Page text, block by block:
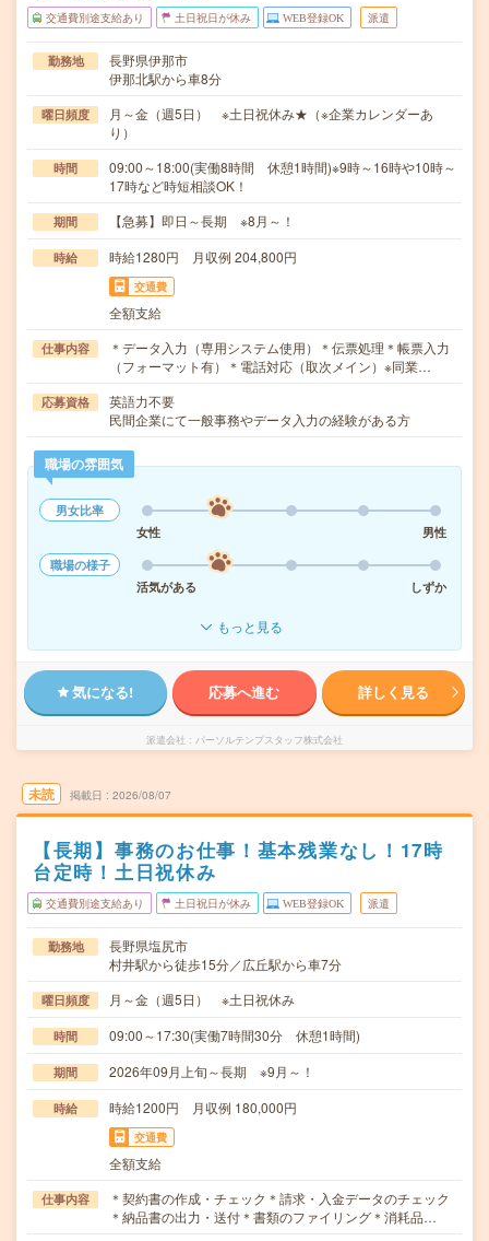
交通費別途支給あり 土日祝日が休み WEB登録OK 派遣
勤務地
長野県伊那市
伊那北駅から車8分
曜日頻度
月～金（週5日） ※土日祝休み★（※企業カレンダーあ
り）
時間
09:00～18:00(実働8時間 休憩1時間)※9時～16時や10時～
17時など時短相談OK！
期間 【急募】即日～長期 ※8月～！
時給 時給1280円 月収例 204,800円
交通費
全額支給
仕事内容
＊データ入力（専用システム使用）＊伝票処理＊帳票入力
（フォーマット有）＊電話対応（取次メイン）※同業…
応募資格
英語力不要
民間企業にて一般事務やデータ入力の経験がある方
職場の雰囲気
男女比率
女性
男性
職場の様子
活気がある
しずか
もっと見る
気になる! 応募へ進む 詳しく見る
派遣会社 パーソルテンプスタッフ株式会社
未読 掲載日 2026/08/07
【長期】事務のお仕事！基本残業なし！17時
台定時！土日祝休み
交通費別途支給あり 土日祝日が休み WEB登録OK 派遣
勤務地
長野県塩尻市
村井駅から徒歩15分／広丘駅から車7分
曜日頻度 月～金（週5日） ※土日祝休み
時間 09:00～17:30(実働7時間30分 休憩1時間)
期間 2026年09月上旬～長期 ※9月～！
時給 時給1200円 月収例 180,000円
交通費
全額支給
仕事内容
＊契約書の作成・チェック＊請求・入金データのチェック
＊納品書の出力・送付＊書類のファイリング＊消耗品…